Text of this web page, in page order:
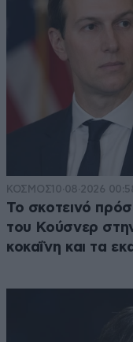
ΚΟΣΜΟΣ10·08·2026
Το σκοτεινό
του Κούσνερ
κοκαΐνη και τα